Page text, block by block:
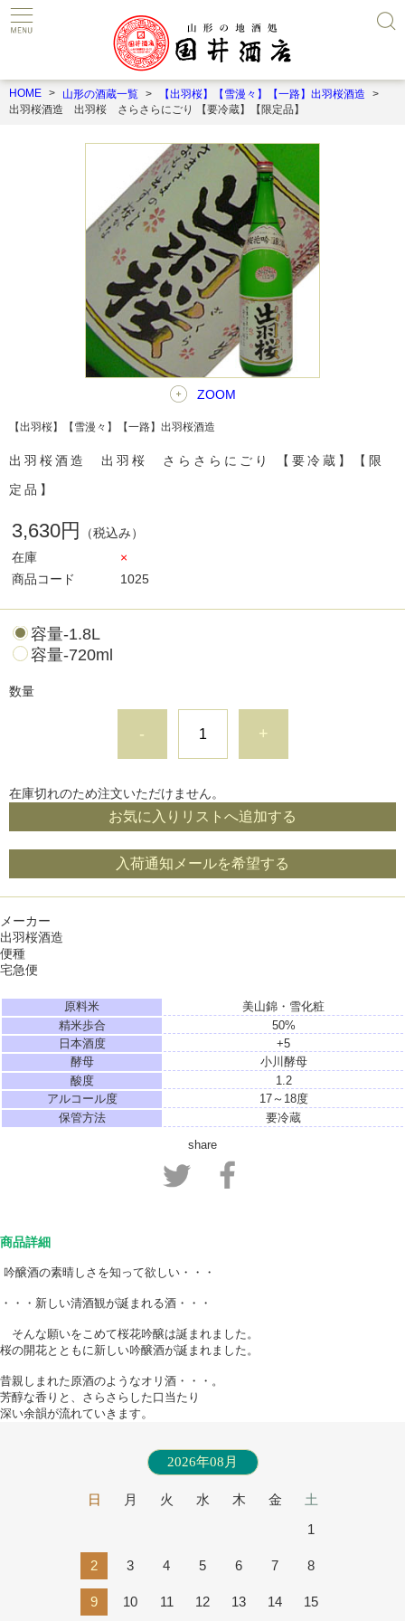
HOME 山形の酒蔵一覧
【出羽桜】【雪漫々】【一路】出羽桜酒造
出羽桜酒造 出羽桜 さらさらにごり 【要冷蔵】【限定品】
ZOOM
【出羽桜】【雪漫々】【一路】出羽桜酒造
出羽桜酒造 出羽桜 さらさらにごり 【要冷蔵】【限
定品】
3,630円
（税込み）
在庫
×
商品コード
1025
容量-1.8L
容量-720ml
数量
- +
在庫切れのため注文いただけません。
お気に入りリストへ追加する
入荷通知メールを希望する
メーカー
出羽桜酒造
便種
宅急便
原料米
美山錦・雪化粧
精米歩合
50%
日本酒度
+5
酵母
小川酵母
酸度
1.2
アルコール度
17～18度
保管方法
要冷蔵
share
商品詳細
吟醸酒の素晴しさを知って欲しい・・・
・・・新しい清酒観が誕まれる酒・・・
そんな願いをこめて桜花吟醸は誕まれました。
桜の開花とともに新しい吟醸酒が誕まれました。
昔親しまれた原酒のようなオリ酒・・・。
芳醇な香りと、さらさらした口当たり
深い余韻が流れていきます。
2026年08月
日 月 火 水 木 金
土
1
2 3 4 5 6 7 8
9 10 11 12 13 14 15